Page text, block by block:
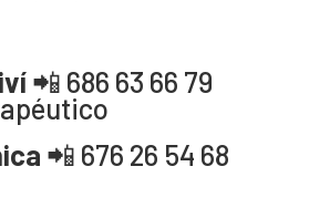
📲 686 63 66 79
📲 676 26 54 68